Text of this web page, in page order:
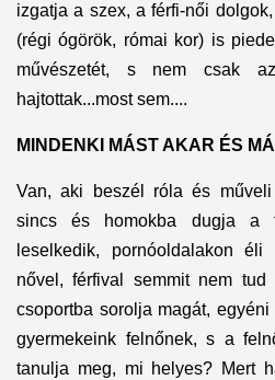
izgatja a szex, a férfi-női
(régi ógörök, római kor) is
művészetét, s nem csak
hajtottak...most sem....
MINDENKI MÁST AKAR ÉS
Van, aki beszél róla és
sincs és homokba dugja a
leselkedik, pornóoldalakon
nővel, férfival semmit nem
csoportba sorolja magát,
gyermekeink felnőnek, s a
tanulja meg, mi helyes? Mert